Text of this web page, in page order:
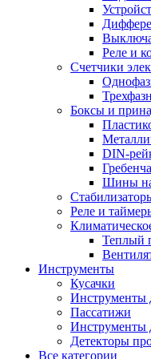
Реле и
Счетчики
Боксы и
DIN-
Шины на
Реле и
Теплый
Инструменты
Кусачки
Инструменты
Пассатижи
Инструменты
Детекторы
Все категории